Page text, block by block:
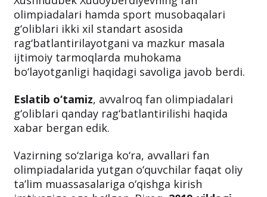
olimpiadalari hamda sport musobaqalari
g‘oliblari ikki xil standart asosida
rag‘batlantirilayotgani va mazkur masala
ijtimoiy tarmoqlarda muhokama
bo‘layotganligi haqidagi savoliga javob berdi.
Eslatib o‘tamiz, avvalroq fan olimpiadalari
g‘oliblari qanday rag‘batlantirilishi haqida
xabar bergan edik.
Vazirning so‘zlariga ko‘ra, avvallari fan
olimpiadalarida yutgan o‘quvchilar faqat oliy
ta’lim muassasalariga o‘qishga kirish